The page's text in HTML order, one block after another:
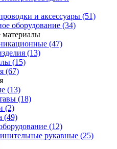
и аксессуары (51)
оборудование (34)
(47)
(13)
(15)
(67)
(13)
(18)
(2)
(49)
(12)
рукавные (25)